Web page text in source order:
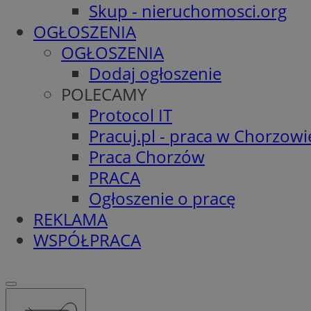
Skup - nieruchomosci.org
OGŁOSZENIA
OGŁOSZENIA
Dodaj ogłoszenie
POLECAMY
Protocol IT
Pracuj.pl - praca w
Praca Chorzów
PRACA
Ogłoszenie o pracę
REKLAMA
WSPÓŁPRACA